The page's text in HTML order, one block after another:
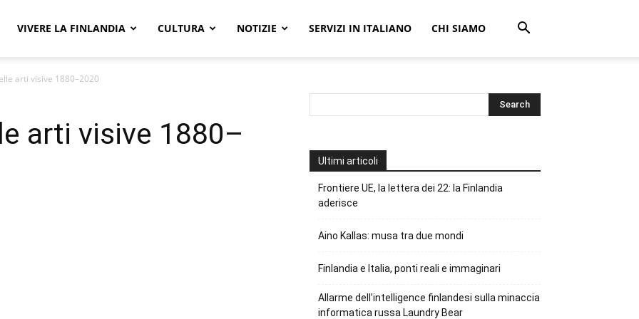
VIVERE LA FINLANDIA CULTURA NOTIZIE SERVIZI IN ITALIANO CHI SIAMO
arti visive 1880–2020
arti visive 1880–
Ultimi articoli
Frontiere UE, la lettera dei 22: la Finlandia
aderisce
Aino Kallas: musa tra due mondi
Finlandia e Italia, ponti reali e immaginari
Allarme dell’intelligence finlandesi sulla minaccia
informatica russa Laundry Bear